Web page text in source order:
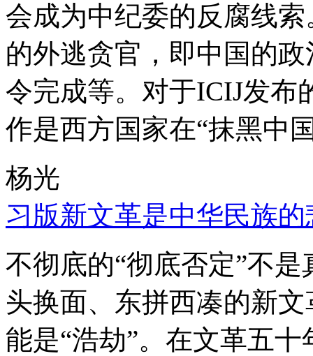
会成为中纪委的反腐线
的外逃贪官，即中国的
令完成等。对于ICIJ发布
作是西方国家在“抹黑中
杨光
习版新文革是中华民族的
不彻底的“彻底否定”不
头换面、东拼西凑的新
能是“浩劫”。在文革五